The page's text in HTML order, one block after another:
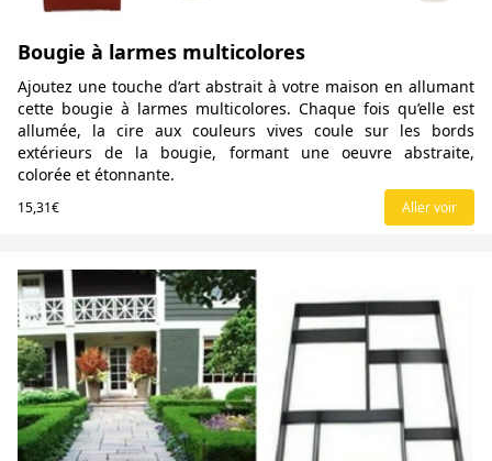
Bougie à larmes multicolores
Ajoutez une touche d’art abstrait à votre maison en allumant
cette bougie à larmes multicolores. Chaque fois qu’elle est
allumée, la cire aux couleurs vives coule sur les bords
extérieurs de la bougie, formant une oeuvre abstraite,
colorée et étonnante.
15,31€ Aller voir